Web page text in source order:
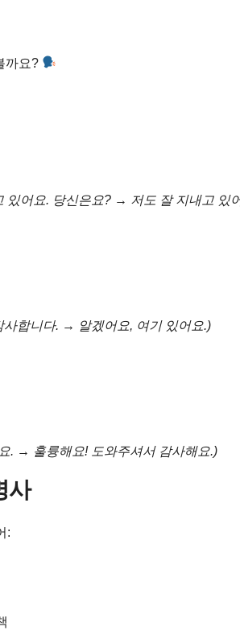
까요?
어요. 당신은요? → 저도 잘 지내고 있
합니다. → 알겠어요, 여기 있어요.)
. → 훌륭해요! 도와주셔서 감사해요.)
사
: